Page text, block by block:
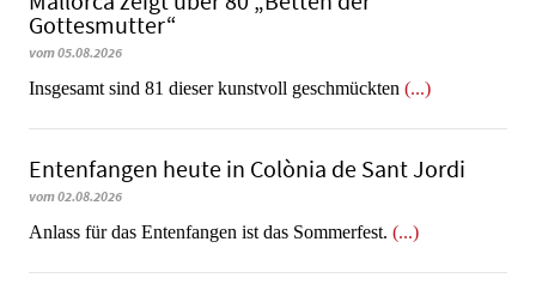
Gottesmutter“
vom 05.08.2026
Insgesamt sind 81 dieser kunstvoll geschmückten (...)
Entenfangen heute in Colònia de Sant Jordi
vom 02.08.2026
Anlass für das Entenfangen ist das Sommerfest. (...)